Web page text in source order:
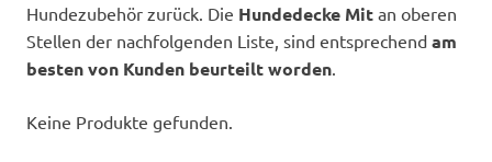
Hundezubehör zurück. Die Hundedecke Mit an oberen
Stellen der nachfolgenden Liste, sind entsprechend am
besten von Kunden beurteilt worden.
Keine Produkte gefunden.